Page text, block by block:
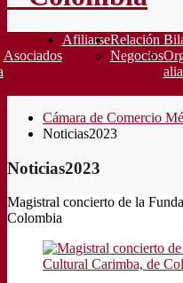
Asociados
AfiliarseRelación
Negocios
Cámara de Comercio
Noticias2023
Noticias2023
Magistral concierto de la
Colombia